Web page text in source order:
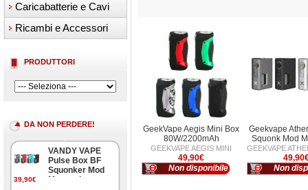
Caricabatterie e Cavi
Ricambi e Accessori
PRODUTTORI
DA NON PERDERE!
39,90€
VANDY VAPE
Pulse Box BF
Squonker Mod
Meccanica
GeekVape Aegis Mini Box
80W/2200mAh
GEEKVAPE AEGIS MINI
49,90€
Non disponibile
Geekvape
Squonk Mod
GEEKVAPE
Non